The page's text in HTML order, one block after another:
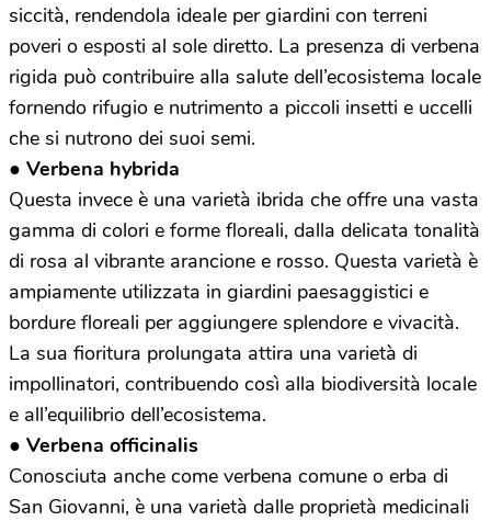
siccità, rendendola ideale per giardini con terreni
poveri o esposti al sole diretto. La presenza di verbena
rigida può contribuire alla salute dell’ecosistema locale
fornendo rifugio e nutrimento a piccoli insetti e uccelli
che si nutrono dei suoi semi.
● Verbena hybrida
Questa invece è una varietà ibrida che offre una vasta
gamma di colori e forme floreali, dalla delicata tonalità
di rosa al vibrante arancione e rosso. Questa varietà è
ampiamente utilizzata in giardini paesaggistici e
bordure floreali per aggiungere splendore e vivacità.
La sua fioritura prolungata attira una varietà di
impollinatori, contribuendo così alla biodiversità locale
e all’equilibrio dell’ecosistema.
● Verbena officinalis
Conosciuta anche come verbena comune o erba di
San Giovanni, è una varietà dalle proprietà medicinali